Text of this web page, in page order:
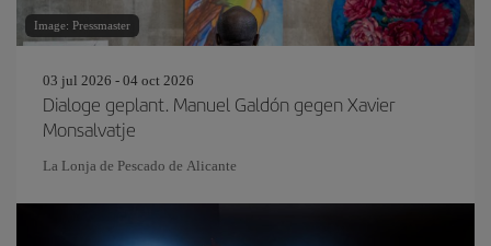
Image: Pressmaster
03 jul 2026 - 04 oct 2026
Dialoge geplant. Manuel Galdón gegen Xavier
Monsalvatje
La Lonja de Pescado de Alicante